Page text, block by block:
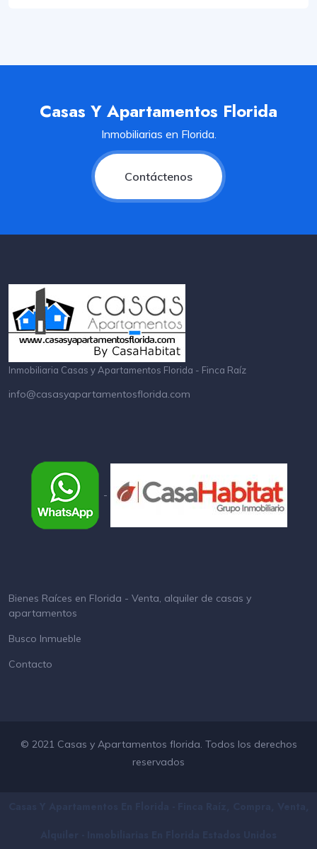
Casas Y Apartamentos Florida
Inmobiliarias en Florida.
Contáctenos
Inmobiliaria Casas y Apartamentos Florida - Finca Raíz
info@casasyapartamentosflorida.com
-
Bienes Raíces en Florida - Venta, alquiler de casas y
apartamentos
Busco Inmueble
Contacto
© 2021 Casas y Apartamentos florida. Todos los derechos
reservados